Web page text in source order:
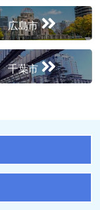
広島市
千葉市